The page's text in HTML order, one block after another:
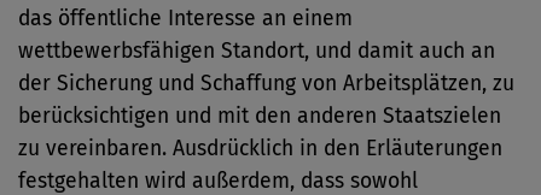
das öffentliche Interesse an einem
wettbewerbsfähigen Standort, und damit auch an
der Sicherung und Schaffung von Arbeitsplätzen, zu
berücksichtigen und mit den anderen Staatszielen
zu vereinbaren. Ausdrücklich in den Erläuterungen
festgehalten wird außerdem, dass sowohl